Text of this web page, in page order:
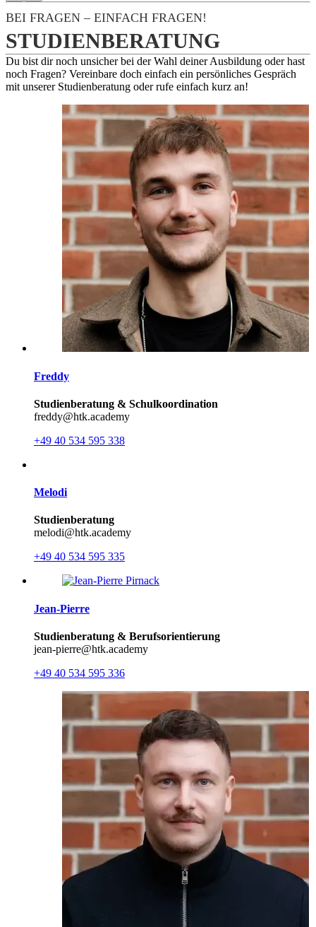
BEI FRAGEN – EINFACH FRAGEN!
STUDIENBERATUNG
Du bist dir noch unsicher bei der Wahl deiner Ausbildung oder hast
noch Fragen? Vereinbare doch einfach ein persönliches Gespräch
mit unserer Studienberatung oder rufe einfach kurz an!
Freddy
Studienberatung & Schulkoordination
freddy@htk.academy
+49 40 534 595 338
Melodi
Studienberatung
melodi@htk.academy
+49 40 534 595 335
Jean-Pierre
Studienberatung & Berufsorientierung
jean-pierre@htk.academy
+49 40 534 595 336